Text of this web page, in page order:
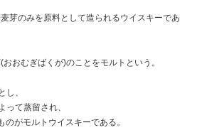
芽のみを原料として造られるウイスキーであ
おむぎばくが)のことをモルトという。
し、
って蒸留され、
のがモルトウイスキーである。